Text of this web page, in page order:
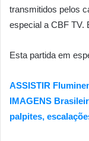
transmitidos pelos
especial a CBF TV.
Esta partida em
ASSISTIR
IMAGENS
palpites,